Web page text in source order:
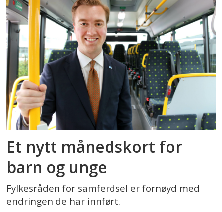
Et nytt månedskort for
barn og unge
Fylkesråden for samferdsel er fornøyd med
endringen de har innført.